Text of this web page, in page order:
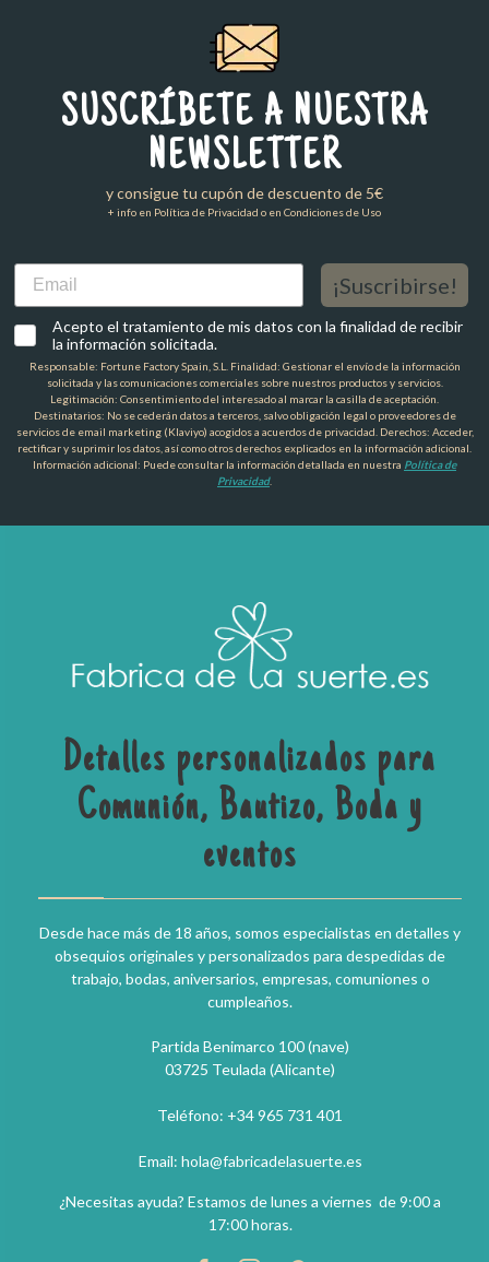
SUSCRÍBETE A NUESTRA
NEWSLETTER
y consigue tu cupón de descuento de 5€
+ info en Política de Privacidad o en Condiciones de Uso
Email
¡Suscribirse!
Acepto el tratamiento de mis datos con la finalidad de recibir
la información solicitada.
Responsable: Fortune Factory Spain, S.L. Finalidad: Gestionar el envío de la información
solicitada y las comunicaciones comerciales sobre nuestros productos y servicios.
Legitimación: Consentimiento del interesado al marcar la casilla de aceptación.
Destinatarios: No se cederán datos a terceros, salvo obligación legal o proveedores de
servicios de email marketing (Klaviyo) acogidos a acuerdos de privacidad. Derechos: Acceder,
rectificar y suprimir los datos, así como otros derechos explicados en la información adicional.
Información adicional: Puede consultar la información detallada en nuestra Política de
Privacidad.
Detalles personalizados para
Comunión, Bautizo, Boda y
eventos
Desde hace más de 18 años, somos especialistas en detalles y
obsequios originales y personalizados para despedidas de
trabajo, bodas, aniversarios, empresas, comuniones o
cumpleaños.
Partida Benimarco 100 (nave)
03725 Teulada (Alicante)
Teléfono: +34 965 731 401
Email: hola@fabricadelasuerte.es
¿Necesitas ayuda? Estamos de lunes a viernes de 9:00 a
17:00 horas.